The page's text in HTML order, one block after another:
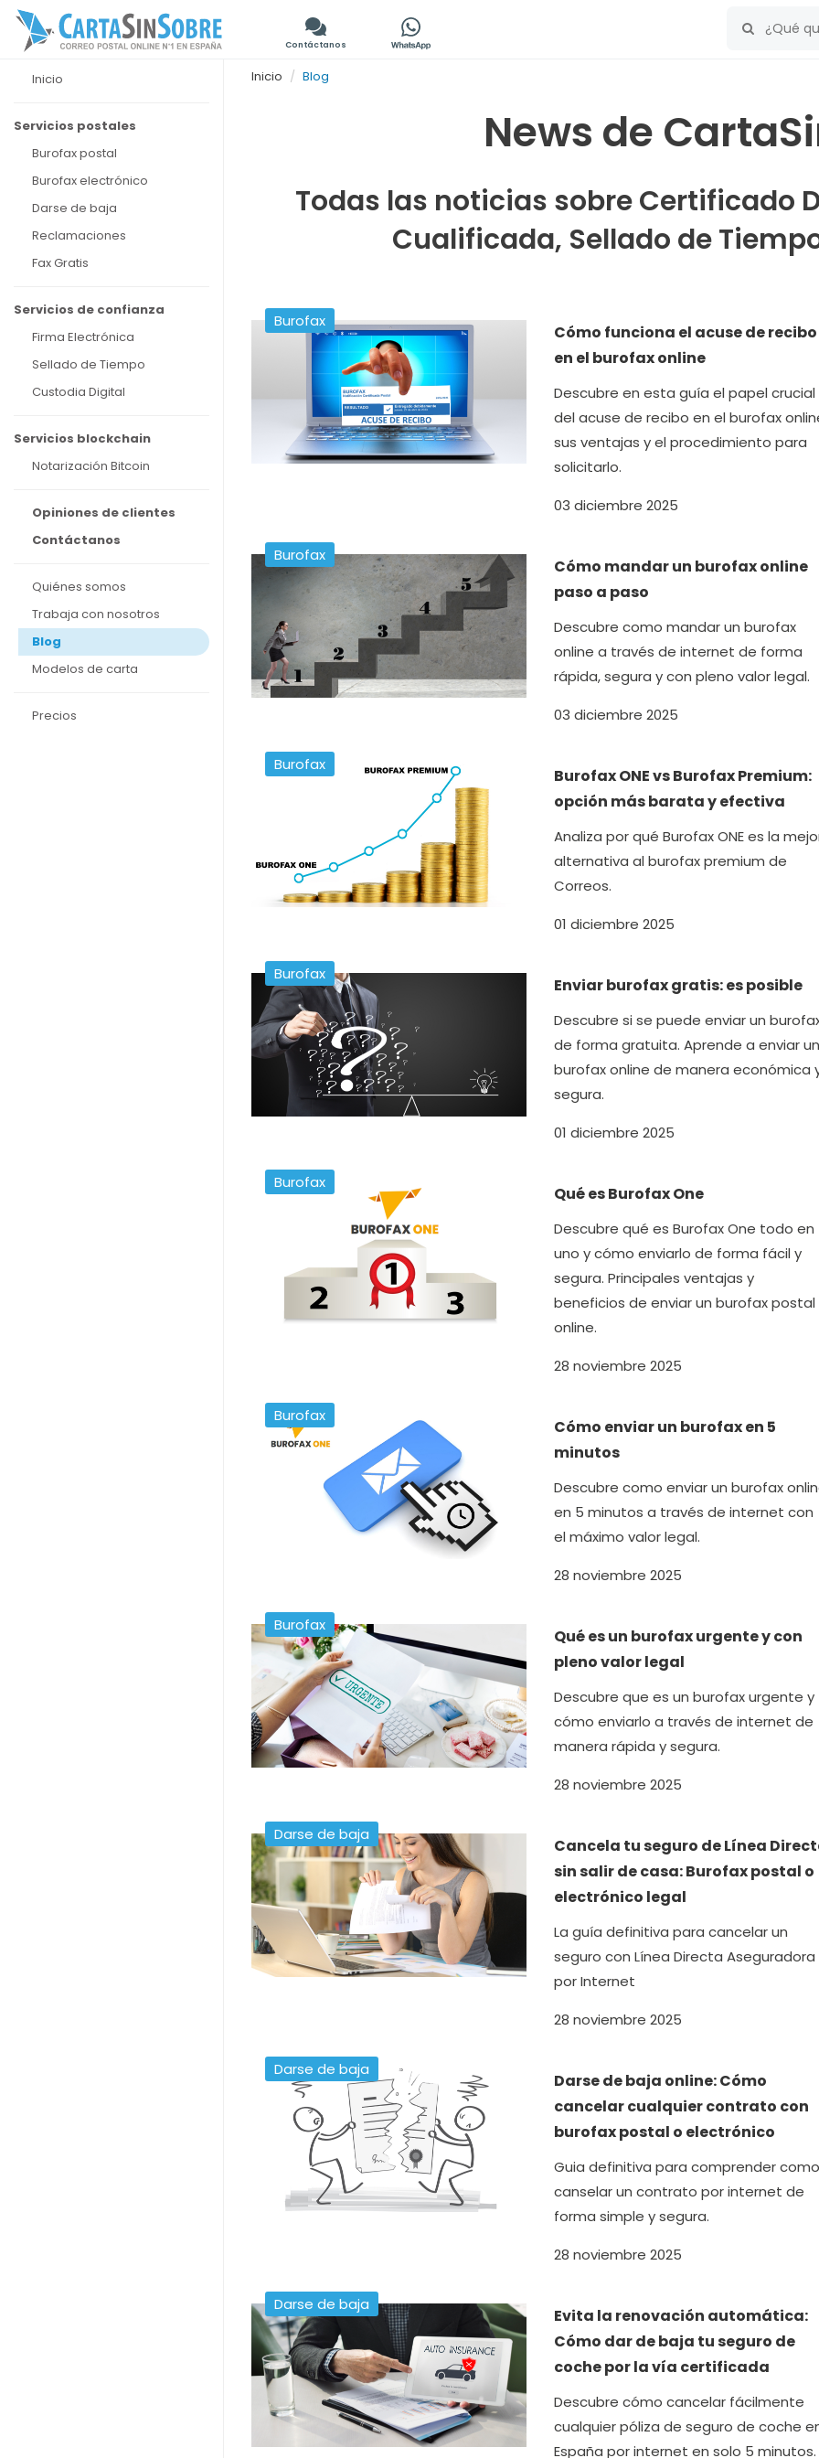
Contáctanos
Inicio
Servicios postales
Burofax postal
Burofax electrónico
Darse de baja
Reclamaciones
Fax Gratis
Servicios de confianza
Firma Electrónica
Sellado de Tiempo
Custodia Digital
Servicios blockchain
Notarización Bitcoin
Opiniones de clientes
Contáctanos
Quiénes somos
Trabaja con nosotros
Blog
Modelos de carta
Precios
Inicio Blog
News de
Todas las noticias sobre Certificado
Cualificada, Sellado de
Burofax
Cómo funciona el acuse de recibo
en el burofax online
Descubre en esta guía el papel crucial
del acuse de recibo en el burofax
sus ventajas y el procedimiento para
solicitarlo.
03 diciembre 2025
Burofax
Cómo mandar un burofax online
paso a paso
Descubre como mandar un burofax
online a través de internet de forma
rápida, segura y con pleno valor legal.
03 diciembre 2025
Burofax
Burofax ONE vs Burofax Premium:
opción más barata y efectiva
Analiza por qué Burofax ONE es la
alternativa al burofax premium de
Correos.
01 diciembre 2025
Burofax
Enviar burofax gratis: es posible
Descubre si se puede enviar un
de forma gratuita. Aprende a enviar un
burofax online de manera económica
segura.
01 diciembre 2025
Burofax
Qué es Burofax One
Descubre qué es Burofax One todo en
uno y cómo enviarlo de forma fácil y
segura. Principales ventajas y
beneficios de enviar un burofax postal
online.
28 noviembre 2025
Burofax
Cómo enviar un burofax en 5
minutos
Descubre como enviar un burofax
en 5 minutos a través de internet con
el máximo valor legal.
28 noviembre 2025
Burofax
Qué es un burofax urgente y con
pleno valor legal
Descubre que es un burofax urgente y
cómo enviarlo a través de internet de
manera rápida y segura.
28 noviembre 2025
Darse de baja
Cancela tu seguro de Línea
sin salir de casa: Burofax postal o
electrónico legal
La guía definitiva para cancelar un
seguro con Línea Directa Aseguradora
por Internet
28 noviembre 2025
Darse de baja
Darse de baja online: Cómo
cancelar cualquier contrato con
burofax postal o electrónico
Guia definitiva para comprender como
canselar un contrato por internet de
forma simple y segura.
28 noviembre 2025
Darse de baja
Evita la renovación automática:
Cómo dar de baja tu seguro de
coche por la vía certificada
Descubre cómo cancelar fácilmente
cualquier póliza de seguro de coche
España por internet en solo 5 minutos.